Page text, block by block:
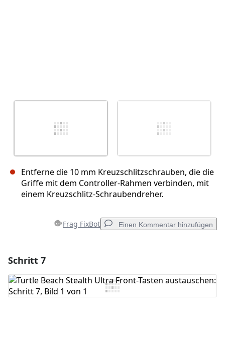
Entferne die 10 mm Kreuzschlitzschrauben, die die
Griffe mit dem Controller-Rahmen verbinden, mit
einem Kreuzschlitz-Schraubendreher.
Frag FixBot Einen Kommentar hinzufügen
Kommentar hinzufügen
Schritt 7